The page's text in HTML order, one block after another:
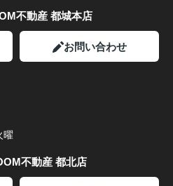
不動産 都城本店
お問い合わせ
曜
不動産 都北店